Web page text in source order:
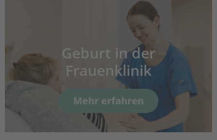
Geburt in der
Frauenklinik
Mehr erfahren